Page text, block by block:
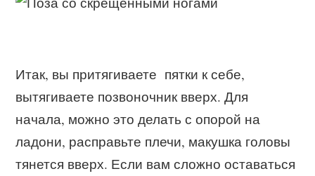
Итак, вы притягиваете пятки к себе,
вытягиваете позвоночник вверх. Для
начала, можно это делать с опорой на
ладони, расправьте плечи, макушка головы
тянется вверх. Если вам сложно оставаться